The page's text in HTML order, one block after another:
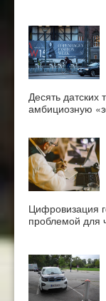
Десять датских
амбициозную
Цифровизация
проблемой для